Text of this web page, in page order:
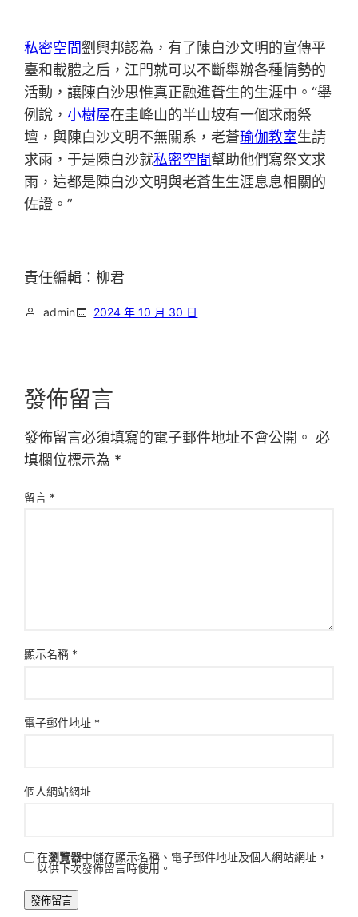
私密空間劉興邦認為，有了陳白沙文明的宣傳平
臺和載體之后，江門就可以不斷舉辦各種情勢的
活動，讓陳白沙思惟真正融進蒼生的生涯中。“舉
例說，小樹屋在圭峰山的半山坡有一個求雨祭
壇，與陳白沙文明不無關系，老蒼瑜伽教室生請
求雨，于是陳白沙就私密空間幫助他們寫祭文求
雨，這都是陳白沙文明與老蒼生生涯息息相關的
佐證。”
責任編輯：柳君
admin 2024 年 10 月 30 日
發佈留言
發佈留言必須填寫的電子郵件地址不會公開。 必
填欄位標示為 *
留言 *
顯示名稱 *
電子郵件地址 *
個人網站網址
在瀏覽器中儲存顯示名稱、電子郵件地址及個人網站網址，
以供下次發佈留言時使用。